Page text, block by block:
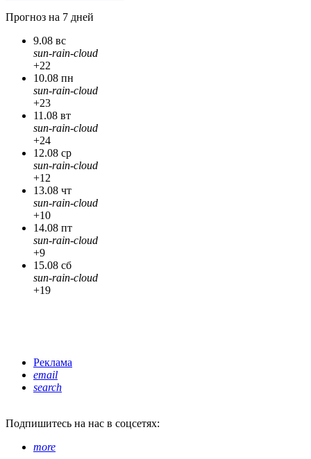
Прогноз на 7 дней
9.08 вс
sun-rain-cloud
+22
10.08 пн
sun-rain-cloud
+23
11.08 вт
sun-rain-cloud
+24
12.08 ср
sun-rain-cloud
+12
13.08 чт
sun-rain-cloud
+10
14.08 пт
sun-rain-cloud
+9
15.08 сб
sun-rain-cloud
+19
Реклама
email
search
Подпишитесь на нас в соцсетях:
more